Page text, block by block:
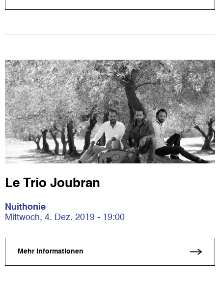
Le Trio Joubran
Nuithonie
Mittwoch, 4. Dez. 2019 - 19:00
Mehr Informationen